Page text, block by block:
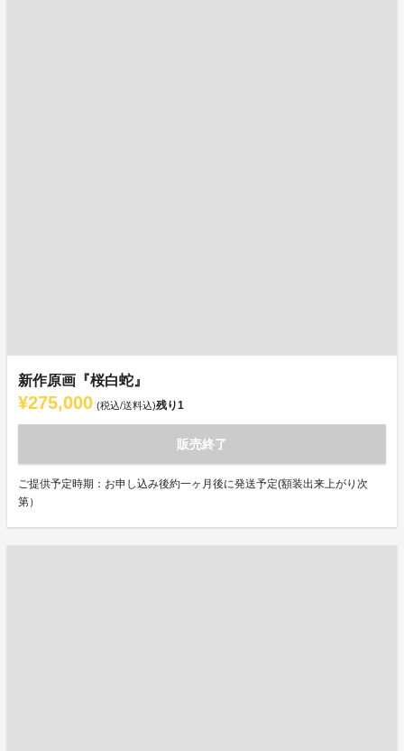
新作原画『桜白蛇』
¥275,000 (税込/送料込)残り1
販売終了
ご提供予定時期：お申し込み後約一ヶ月後に発送予定(額装出来上がり次
第）